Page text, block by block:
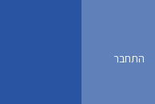
התחבר